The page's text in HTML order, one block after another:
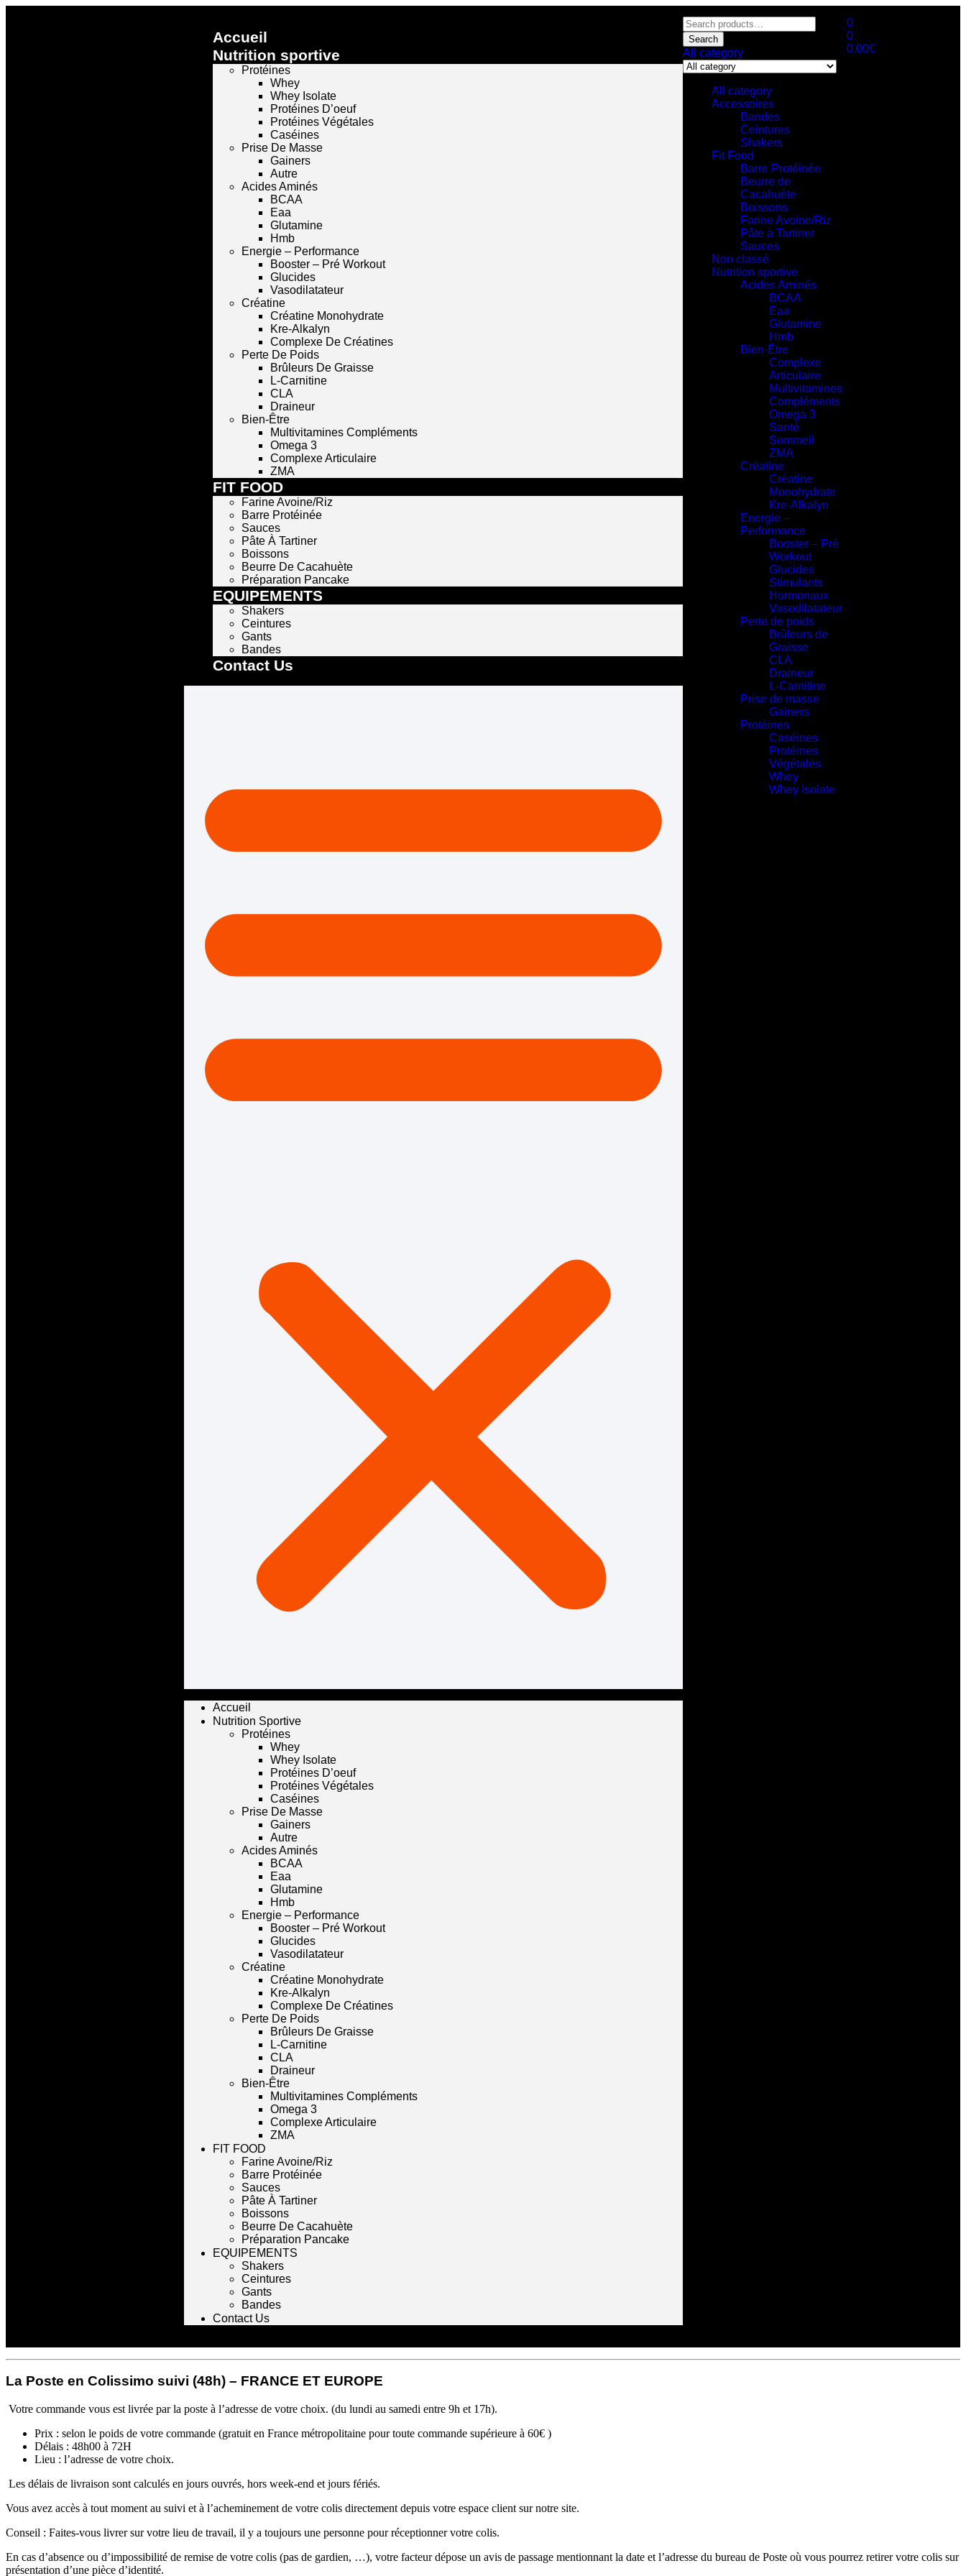
Accueil
Nutrition sportive
Protéines
Whey
Whey Isolate
Protéines D’oeuf
Protéines Végétales
Caséines
Prise De Masse
Gainers
Autre
Acides Aminés
BCAA
Eaa
Glutamine
Hmb
Energie – Performance
Booster – Pré Workout
Glucides
Vasodilatateur
Créatine
Créatine Monohydrate
Kre-Alkalyn
Complexe De Créatines
Perte De Poids
Brûleurs De Graisse
L-Carnitine
CLA
Draineur
Bien-Être
Multivitamines Compléments
Omega 3
Complexe Articulaire
ZMA
FIT FOOD
Farine Avoine/Riz
Barre Protéinée
Sauces
Pâte À Tartiner
Boissons
Beurre De Cacahuète
Préparation Pancake
EQUIPEMENTS
Shakers
Ceintures
Gants
Bandes
Contact Us
Accueil
Nutrition Sportive
Protéines
Whey
Whey Isolate
Protéines D’oeuf
Protéines Végétales
Caséines
Prise De Masse
Gainers
Autre
Acides Aminés
BCAA
Eaa
Glutamine
Hmb
Energie – Performance
Booster – Pré Workout
Glucides
Vasodilatateur
Créatine
Créatine Monohydrate
Kre-Alkalyn
Complexe De Créatines
Perte De Poids
Brûleurs De Graisse
L-Carnitine
CLA
Draineur
Bien-Être
Multivitamines Compléments
Omega 3
Complexe Articulaire
ZMA
FIT FOOD
Farine Avoine/Riz
Barre Protéinée
Sauces
Pâte À Tartiner
Boissons
Beurre De Cacahuète
Préparation Pancake
EQUIPEMENTS
Shakers
Ceintures
Gants
Bandes
Contact Us
Search
All category
All category
Accessoires
Bandes
Ceintures
Shakers
Fit Food
Barre Protéinée
Beurre de
Cacahuète
Boissons
Farine Avoine/Riz
Pâte à Tartiner
Sauces
Non classé
Nutrition sportive
Acides Aminés
BCAA
Eaa
Glutamine
Hmb
Bien-Être
Complexe
Articulaire
Multivitamines
Compléments
Omega 3
Santé
Sommeil
ZMA
Créatine
Créatine
Monohydrate
Kre-Alkalyn
Energie –
Performance
Booster – Pré
Workout
Glucides
Stimulants
Hormonaux
Vasodilatateur
Perte de poids
Brûleurs de
Graisse
CLA
Draineur
L-Carnitine
Prise de masse
Gainers
Protéines
Caséines
Protéines
Végétales
Whey
Whey Isolate
0
0
0,00€
La Poste en Colissimo suivi (48h) – FRANCE ET EUROPE
Votre commande vous est livrée par la poste à l’adresse de votre choix. (du lundi au samedi entre 9h et 17h).
Prix : selon le poids de votre commande (gratuit en France métropolitaine pour toute commande supérieure à 60€ )
Délais : 48h00 à 72H
Lieu : l’adresse de votre choix.
Les délais de livraison sont calculés en jours ouvrés, hors week-end et jours fériés.
Vous avez accès à tout moment au suivi et à l’acheminement de votre colis directement depuis votre espace client sur notre site.
Conseil : Faites-vous livrer sur votre lieu de travail, il y a toujours une personne pour réceptionner votre colis.
En cas d’absence ou d’impossibilité de remise de votre colis (pas de gardien, …), votre facteur dépose un avis de passage mentionnant la date et l’adresse du bureau de Poste où vous pourrez retirer votre colis sur
présentation d’une pièce d’identité.